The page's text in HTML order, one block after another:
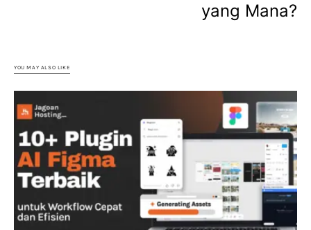
yang Mana?
YOU MAY ALSO LIKE